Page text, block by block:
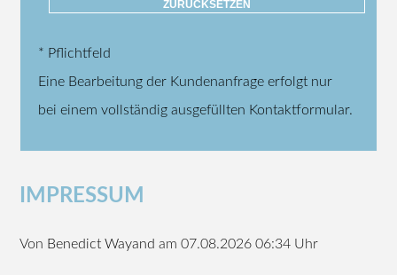
* Pflichtfeld
Eine Bearbeitung der Kundenanfrage erfolgt nur
bei einem vollständig ausgefüllten Kontaktformular.
IMPRESSUM
Von Benedict Wayand am 07.08.2026 06:34 Uhr